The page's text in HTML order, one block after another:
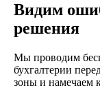
Видим
решения
Мы проводим
бухгалтерии
зоны и намечаем